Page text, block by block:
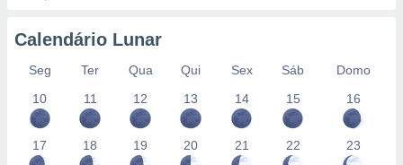
Calendário Lunar
Seg Ter Qua Qui Sex Sáb
Domo
10
11 12 13 14 15 16
17 18 19 20 21 22 23